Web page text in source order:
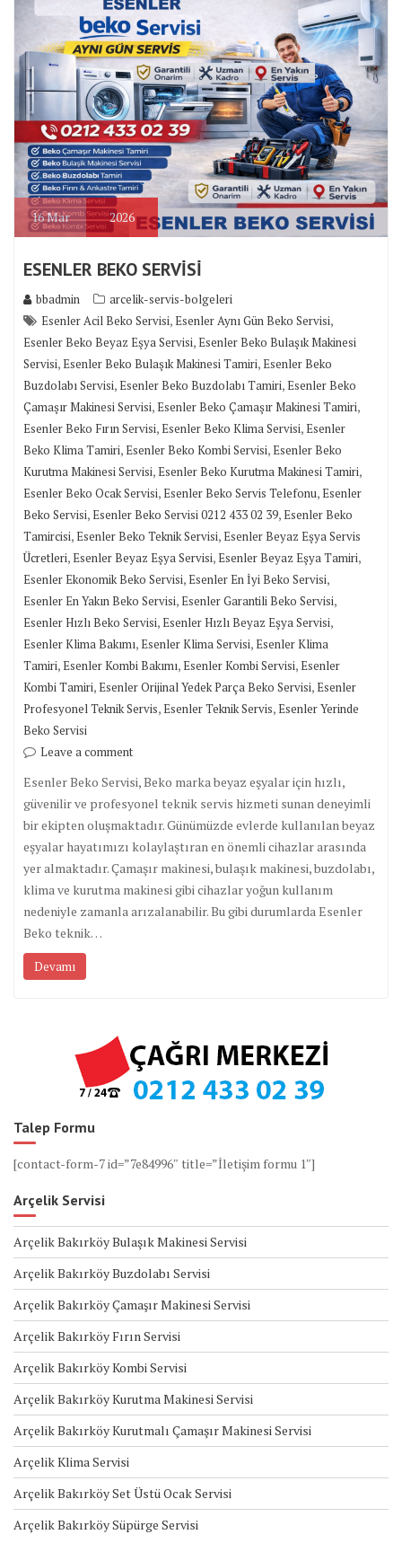
16Mar 2026
ESENLER BEKO SERVİSİ
bbadmin
arcelik-servis-bolgeleri
Esenler Acil Beko Servisi,Esenler Aynı Gün Beko Servisi,
Esenler Beko Beyaz Eşya Servisi,Esenler Beko Bulaşık Makinesi
Servisi,Esenler Beko Bulaşık Makinesi Tamiri,Esenler Beko
Buzdolabı Servisi,Esenler Beko Buzdolabı Tamiri,Esenler Beko
Çamaşır Makinesi Servisi,Esenler Beko Çamaşır Makinesi Tamiri,
Esenler Beko Fırın Servisi,Esenler Beko Klima Servisi,Esenler
Beko Klima Tamiri,Esenler Beko Kombi Servisi,Esenler Beko
Kurutma Makinesi Servisi,Esenler Beko Kurutma Makinesi Tamiri,
Esenler Beko Ocak Servisi,Esenler Beko Servis Telefonu,Esenler
Beko Servisi,Esenler Beko Servisi 0212 433 02 39,Esenler Beko
Tamircisi,Esenler Beko Teknik Servisi,Esenler Beyaz Eşya Servis
Ücretleri,Esenler Beyaz Eşya Servisi,Esenler Beyaz Eşya Tamiri,
Esenler Ekonomik Beko Servisi,Esenler En İyi Beko Servisi,
Esenler En Yakın Beko Servisi,Esenler Garantili Beko Servisi,
Esenler Hızlı Beko Servisi,Esenler Hızlı Beyaz Eşya Servisi,
Esenler Klima Bakımı,Esenler Klima Servisi,Esenler Klima
Tamiri,Esenler Kombi Bakımı,Esenler Kombi Servisi,Esenler
Kombi Tamiri,Esenler Orijinal Yedek Parça Beko Servisi,Esenler
Profesyonel Teknik Servis,Esenler Teknik Servis,Esenler Yerinde
Beko Servisi
Leave a comment
Esenler Beko Servisi, Beko marka beyaz eşyalar için hızlı,
güvenilir ve profesyonel teknik servis hizmeti sunan deneyimli
bir ekipten oluşmaktadır. Günümüzde evlerde kullanılan beyaz
eşyalar hayatımızı kolaylaştıran en önemli cihazlar arasında
yer almaktadır. Çamaşır makinesi, bulaşık makinesi, buzdolabı,
klima ve kurutma makinesi gibi cihazlar yoğun kullanım
nedeniyle zamanla arızalanabilir. Bu gibi durumlarda Esenler
Beko teknik…
Devamı
Talep Formu
[contact-form-7 id=”7e84996″ title=”İletişim formu 1″]
Arçelik Servisi
Arçelik Bakırköy Bulaşık Makinesi Servisi
Arçelik Bakırköy Buzdolabı Servisi
Arçelik Bakırköy Çamaşır Makinesi Servisi
Arçelik Bakırköy Fırın Servisi
Arçelik Bakırköy Kombi Servisi
Arçelik Bakırköy Kurutma Makinesi Servisi
Arçelik Bakırköy Kurutmalı Çamaşır Makinesi Servisi
Arçelik Klima Servisi
Arçelik Bakırköy Set Üstü Ocak Servisi
Arçelik Bakırköy Süpürge Servisi